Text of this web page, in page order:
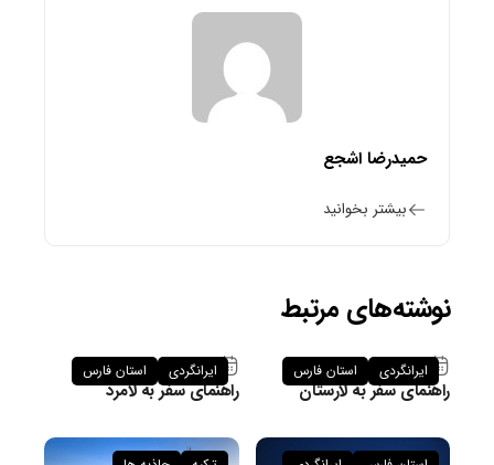
حمیدرضا اشجع
بیشتر بخوانید
نوشته‌های مرتبط
۲۶ فروردین ۱۴۰۵
راهنمای سفر به لارستان
ایرانگردی استان فارس ۲۶ فروردین ۱۴۰۵
راهنمای سفر به لامرد
ایرانگردی استان فارس